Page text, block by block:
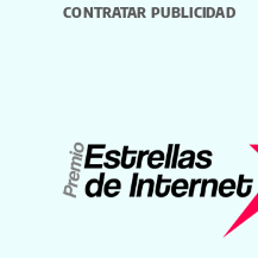
CONTRATAR PUBLICIDAD